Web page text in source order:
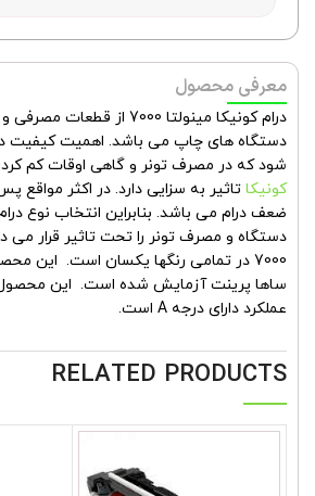
معرفی محصول
درام کونیکا مینولتا 7000 از
دستگاه های چاپ می باشد. اهمیت کیفیت
شود که در مصرف تونر و گاهی اوقات کم
کونیکا تاثیر به سزایی دارد. در اکثر مواقع
ضعف درام می باشد. بنابراین انتخاب نوع
دستگاه و مصرف تونر را تحت تاثیر قرار می
7000 در تمامی رنگها یکسان است. این
ساها پرینت آزمایش شده است. این
عملکرد دارای درجه A است.
RELATED PRODUCTS